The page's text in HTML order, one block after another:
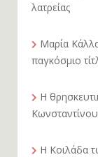
λατρείας
Μαρία Κάλλας: Η τοιχογραφία που διεκδικεί τον
παγκόσμιο
Η θρησκευτική πολιτική του αυτοκράτορα
Κωνσταντίνου
Η